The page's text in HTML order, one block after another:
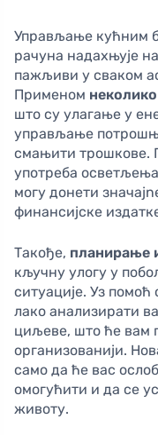
Управљање кућним
рачуна надахњује
пажљиви у сваком
Применом неколико
што су улагање у
управљање
смањити трошкове.
употреба
могу донети
финансијске
Такође, планирање
кључну улогу у
ситуације. Уз
лако анализирати
циљеве, што ће вам
организованији.
само да ће вас
омогућити и да се
животу.